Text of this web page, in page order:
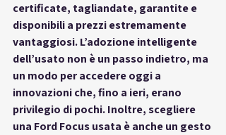
certificate, tagliandate, garantite e
disponibili a prezzi estremamente
vantaggiosi. L’adozione intelligente
dell’usato non è un passo indietro, ma
un modo per accedere oggi a
innovazioni che, fino a ieri, erano
privilegio di pochi. Inoltre, scegliere
una Ford Focus usata è anche un gesto